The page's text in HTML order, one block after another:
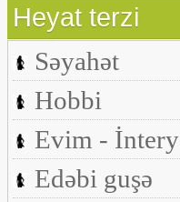
Heyat terzi
Səyahət
Hobbi
Evim -
Edəbi guşə